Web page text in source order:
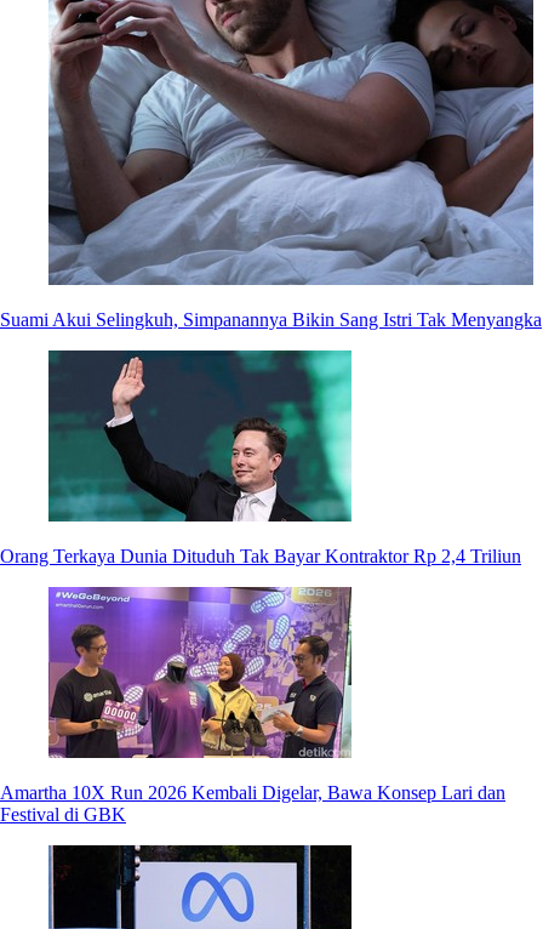
Suami Akui Selingkuh, Simpanannya Bikin Sang Istri Tak Menyangka
Orang Terkaya Dunia Dituduh Tak Bayar Kontraktor Rp 2,4 Triliun
Amartha 10X Run 2026 Kembali Digelar, Bawa Konsep Lari dan
Festival di GBK